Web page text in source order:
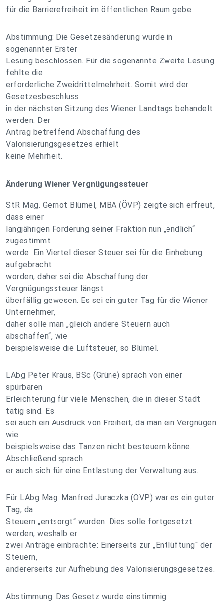
für die Barrierefreiheit im öffentlichen Raum gebe.
Abstimmung: Die Gesetzesänderung wurde in
sogenannter Erster
Lesung beschlossen. Für die sogenannte Zweite Lesung
fehlte die
erforderliche Zweidrittelmehrheit. Somit wird der
Gesetzesbeschluss
in der nächsten Sitzung des Wiener Landtags behandelt
werden. Der
Antrag betreffend Abschaffung des
Valorisierungsgesetzes erhielt
keine Mehrheit.
Änderung Wiener Vergnügungssteuer
StR Mag. Gernot Blümel, MBA (ÖVP) zeigte sich erfreut,
dass einer
langjährigen Forderung seiner Fraktion nun „endlich“
zugestimmt
werde. Ein Viertel dieser Steuer sei für die Einhebung
aufgebracht
worden, daher sei die Abschaffung der
Vergnügungssteuer längst
überfällig gewesen. Es sei ein guter Tag für die Wiener
Unternehmer,
daher solle man „gleich andere Steuern auch
abschaffen“, wie
beispielsweise die Luftsteuer, so Blümel.
LAbg Peter Kraus, BSc (Grüne) sprach von einer
spürbaren
Erleichterung für viele Menschen, die in dieser Stadt
tätig sind. Es
sei auch ein Ausdruck von Freiheit, da man ein Vergnügen
wie
beispielsweise das Tanzen nicht besteuern könne.
Abschließend sprach
er auch sich für eine Entlastung der Verwaltung aus.
Für LAbg Mag. Manfred Juraczka (ÖVP) war es ein guter
Tag, da
Steuern „entsorgt“ wurden. Dies solle fortgesetzt
werden, weshalb er
zwei Anträge einbrachte: Einerseits zur „Entlüftung“ der
Steuern,
andererseits zur Aufhebung des Valorisierungsgesetzes.
Abstimmung: Das Gesetz wurde einstimmig